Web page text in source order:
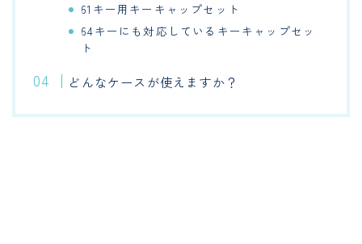
61キー用キーキャップセット
64キーにも対応しているキーキャップセッ
ト
どんなケースが使えますか？